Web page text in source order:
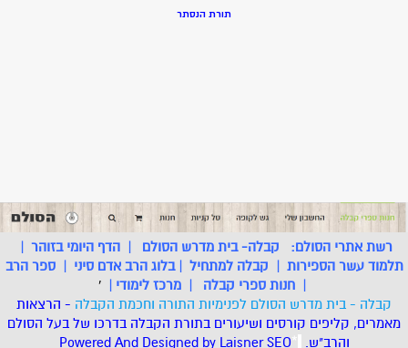
תורת הנסתר
רשת אתרי הסולם: קבלה- בית מדרש הסולם |הדף היומי בזוהר |
תלמוד עשר הספירות | קבלה למתחיל |בלוג הרב אדם סיני |ספר הרב
| חנות ספרי קבלה | מרכז לימודי |
'
קבלה - בית מדרש הסולם לפנימיות התורה וחכמת הקבלה - הרצאות
מאמרים, קליפים קורסים ושיעורים בתורת הקבלה בדרכו של בעל הסולם
והרב"ש.
*
Powered And Designed by LaisnerSEO